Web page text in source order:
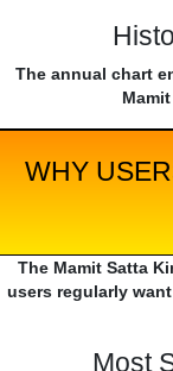
The annual chart
WHY
The Mamit Satta
users regularly
Most